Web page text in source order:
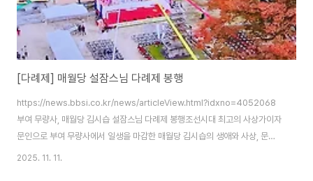
[다례제] 매월당 설잠스님 다례제 봉행
https://news.bbsi.co.kr/news/articleView.html?idxno=4052068
부여 무량사, 매월당 김시습 설잠스님 다례제 봉행조선시대 최고의 사상가이자
문인으로 부여 무량사에서 일생을 마감한 매월당 김시습의 생애와 사상, 문학
정신을 기리고 국가와 개인의 안녕을 기원하는 자리가 마련됐습니다. 천년고찰
2025. 11. 11.